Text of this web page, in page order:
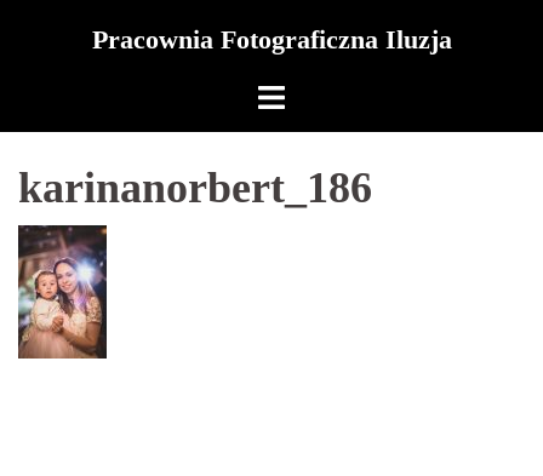
Pracownia Fotograficzna Iluzja
karinanorbert_186